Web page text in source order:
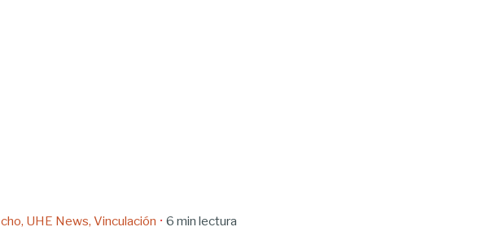
UHE News Vinculación 6 min lectura